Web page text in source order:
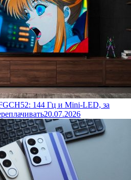
144 Гц и Mini-LED, за
20.07.2026